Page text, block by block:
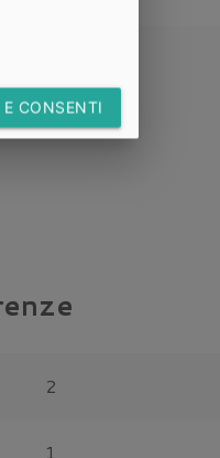
2
1
CONSENTI